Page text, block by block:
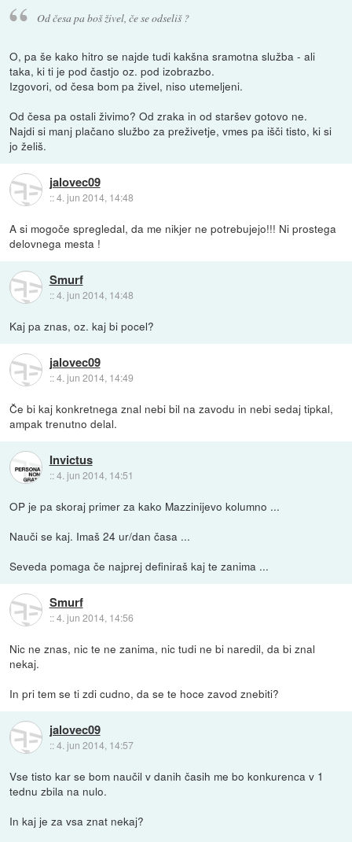
Od česa pa boš živel, če se odseliš ?
O, pa še kako hitro se najde tudi kakšna sramotna služba - ali
taka, ki ti je pod častjo oz. pod izobrazbo.
Izgovori, od česa bom pa živel, niso utemeljeni.
Od česa pa ostali živimo? Od zraka in od staršev gotovo ne.
Najdi si manj plačano službo za preživetje, vmes pa išči tisto, ki si
jo želiš.
jalovec09
::4. jun 2014, 14:48
A si mogoče spregledal, da me nikjer ne potrebujejo!!! Ni prostega
delovnega mesta !
Smurf
::4. jun 2014, 14:48
Kaj pa znas, oz. kaj bi pocel?
jalovec09
::4. jun 2014, 14:49
Če bi kaj konkretnega znal nebi bil na zavodu in nebi sedaj tipkal,
ampak trenutno delal.
Invictus
::4. jun 2014, 14:51
OP je pa skoraj primer za kako Mazzinijevo kolumno ...
Nauči se kaj. Imaš 24 ur/dan časa ...
Seveda pomaga če najprej definiraš kaj te zanima ...
Smurf
::4. jun 2014, 14:56
Nic ne znas, nic te ne zanima, nic tudi ne bi naredil, da bi znal
nekaj.
In pri tem se ti zdi cudno, da se te hoce zavod znebiti?
jalovec09
::4. jun 2014, 14:57
Vse tisto kar se bom naučil v danih časih me bo konkurenca v 1
tednu zbila na nulo.
In kaj je za vsa znat nekaj?